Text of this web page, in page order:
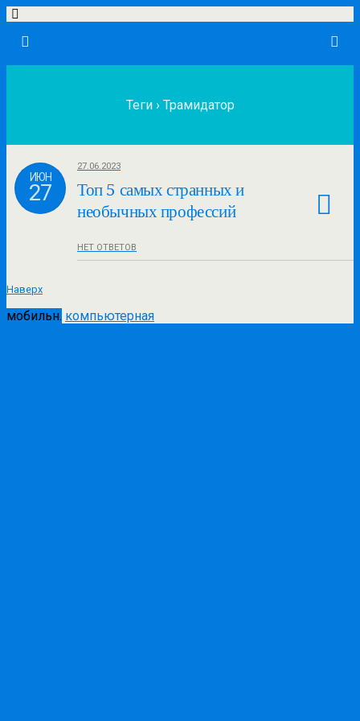
Теги › Трамидатор
ИЮН
27
27.06.2023
Топ 5 самых странных и
необычных профессий
НЕТ ОТВЕТОВ
Наверх
мобильн. компьютерная